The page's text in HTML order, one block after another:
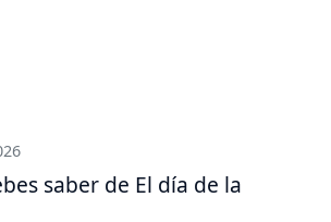
saber de El día de la